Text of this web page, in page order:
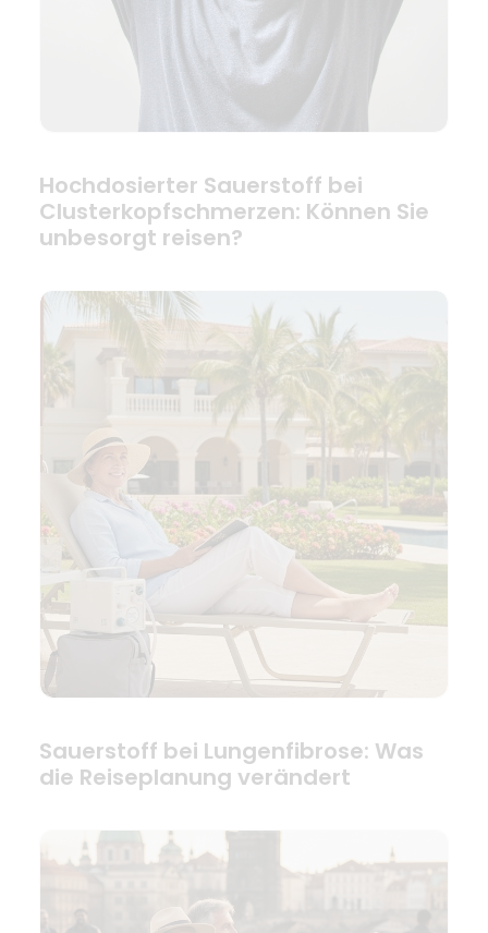
Hochdosierter Sauerstoff bei
Clusterkopfschmerzen: Können Sie
unbesorgt reisen?
Sauerstoff bei Lungenfibrose: Was
die Reiseplanung verändert